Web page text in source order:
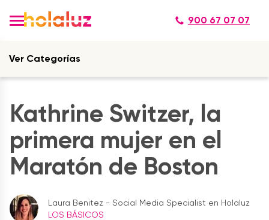
900 67 07 07
Ver Categorías
Kathrine Switzer, la
primera mujer en el
Maratón de Boston
Laura Benitez - Social Media Specialist en Holaluz
LOS BÁSICOS